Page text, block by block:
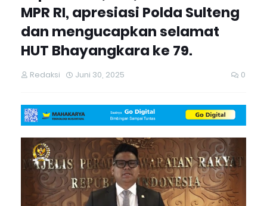
MPR RI, apresiasi Polda Sulteng
dan mengucapkan selamat
HUT Bhayangkara ke 79.
Redaksi Juni 30, 2025 0